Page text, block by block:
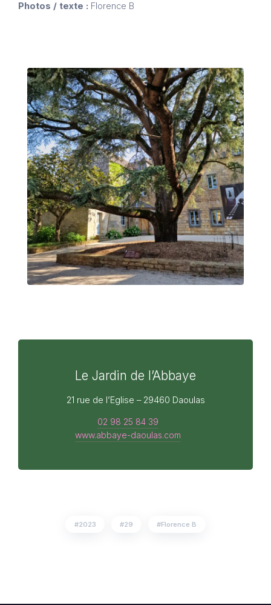
Photos / texte : Florence B
Le Jardin de l’Abbaye
21 rue de l’Eglise – 29460 Daoulas
02 98 25 84 39
www.abbaye-daoulas.com
2023 29 Florence B